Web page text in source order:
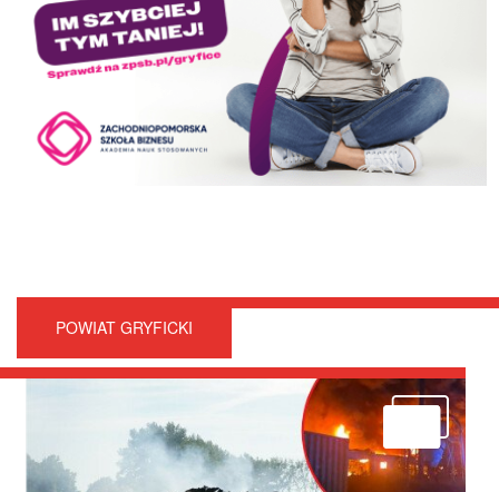
POWIAT GRYFICKI